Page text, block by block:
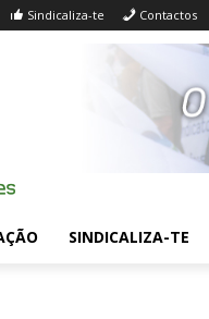
Sindicaliza-te Contactos
SINDICALIZA-TE